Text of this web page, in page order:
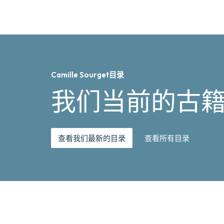
Camille Sourget目录
我们当前的古
查看我们最新的目录 查看所有目录